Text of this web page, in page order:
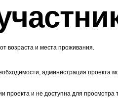
возраста и места проживания.
администрация проекта
проекта и не доступна для просмотра